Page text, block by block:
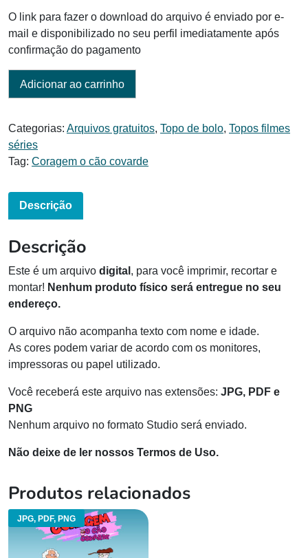
era:
R$ 5,00.R$ 0,00.
O link para fazer o download do arquivo é enviado por e-
mail e disponibilizado no seu perfil imediatamente após
confirmação do pagamento
Adicionar ao carrinho
Categorias: Arquivos gratuitos, Topo de bolo, Topos filmes
séries
Tag: Coragem o cão covarde
Descrição
Descrição
Este é um arquivo digital , para você imprimir, recortar e
montar! Nenhum produto físico será entregue no seu
endereço.
O arquivo não acompanha texto com nome e idade.
As cores podem variar de acordo com os monitores,
impressoras ou papel utilizado.
Você receberá este arquivo nas extensões: JPG, PDF e
PNG
Nenhum arquivo no formato Studio será enviado.
Não deixe de ler nossos Termos de Uso.
Produtos relacionados
JPG, PDF, PNG